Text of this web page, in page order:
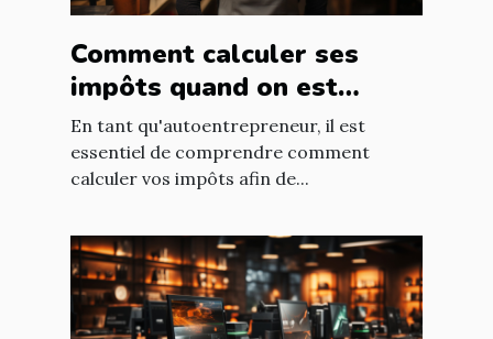
Comment calculer ses
impôts quand on est
autoentrepreneur ?
En tant qu'autoentrepreneur, il est
essentiel de comprendre comment
calculer vos impôts afin de...